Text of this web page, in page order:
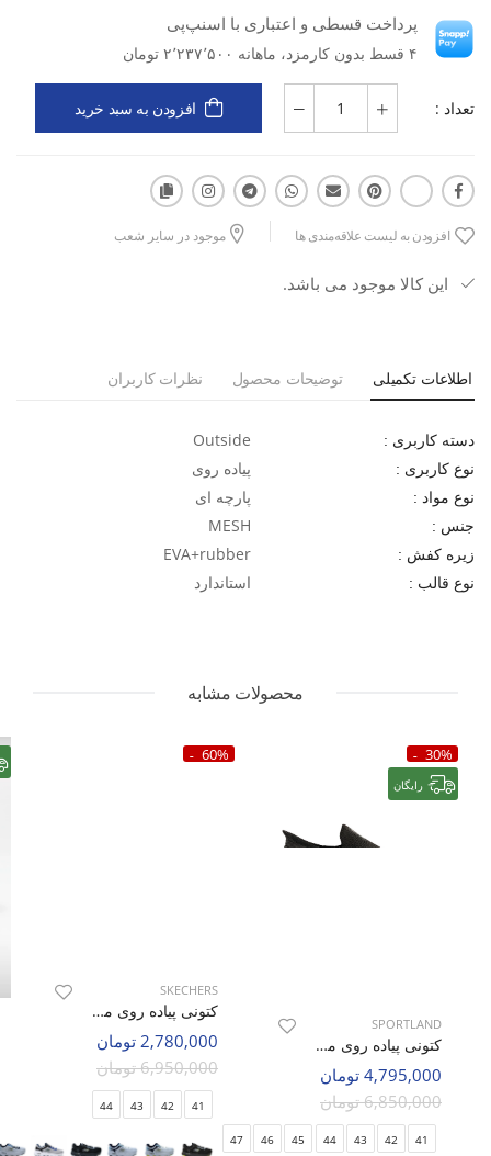
نوع محصول: صندل پیاده‌روی مردانه
نوع کاربری: پیاده‌روی
جنس رویه: پارچه مش (MESH)
نوع قالب: استاندارد
مناسب برای: پیاده‌روی، سفر، طبیعت‌گردی و استفاده روزمره در فصول
پرداخت قسطی و اعتباری با اسنپ‌پی
۴ قسط بدون کارمزد، ماهانه ۲٬۲۳۷٬۵۰۰ تومان
تعداد : افزودن به سبد خرید
افزودن به لیست علاقه‌مندی ها موجود در سایر شعب
این کالا موجود می باشد.
اطلاعات تکمیلی توضیحات محصول نظرات کاربران
دسته کاربری : Outside
نوع کاربری : پیاده روی
نوع مواد : پارچه ای
جنس : MESH
زیره کفش : EVA+rubber
نوع قالب : استاندارد
محصولات مشابه
30%
رایگان
SPORTLAND
کتونی پیاده روی مردانه اسپورتلند Lite Sprint M
4,795,000 تومان
6,850,000 تومان
41
42
43
44
45
46
47
60%
SKECHERS
کتونی پیاده روی مردانه اسکیچرز Skechers GO Run M
2,780,000 تومان
6,950,000 تومان
41
42
43
44